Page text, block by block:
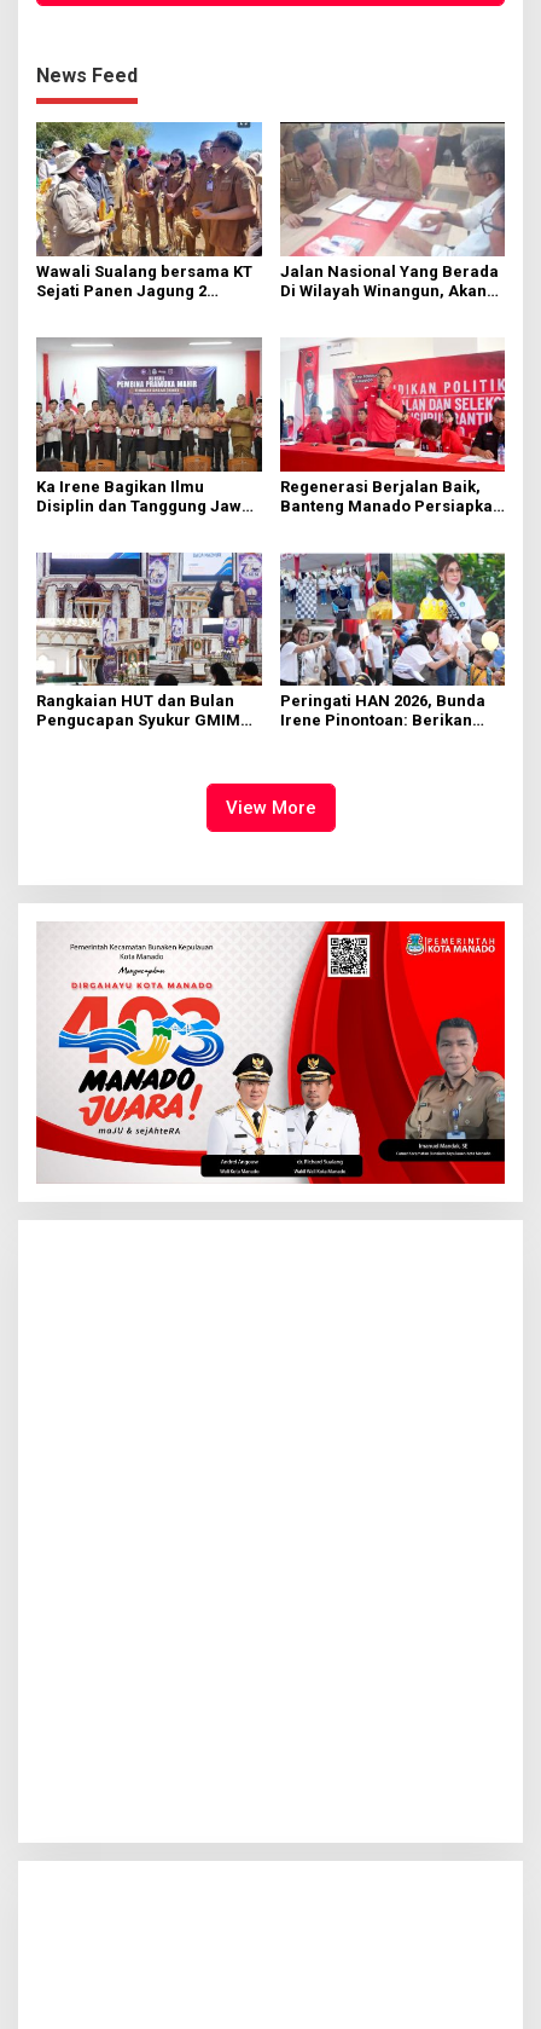
News Feed
Wawali Sualang bersama KT
Sejati Panen Jagung 2
Jalan Nasional Yang Berada
Di Wilayah Winangun, Akan
Ka Irene Bagikan Ilmu
Disiplin dan Tanggung Jawab
Regenerasi Berjalan Baik,
Banteng Manado Persiapkan
Rangkaian HUT dan Bulan
Pengucapan Syukur GMIM
Peringati HAN 2026, Bunda
Irene Pinontoan: Berikan
View More